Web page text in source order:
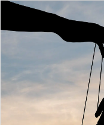
Среди знаков
Близнецам
искусство
методы
окружающие
ими направляют.
Скорпионы
– в терпении и
тщательно